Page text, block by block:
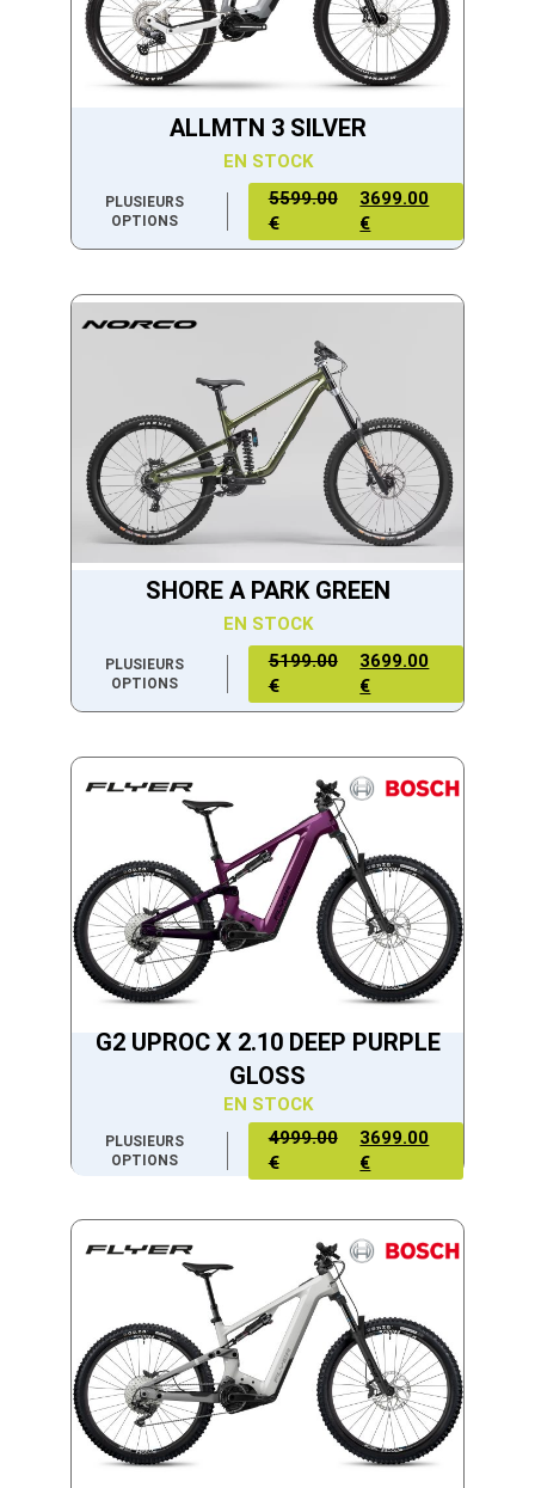
ALLMTN 3 SILVER
EN STOCK
PLUSIEURS
OPTIONS
5599.00
€
3699.00
€
SHORE A PARK GREEN
EN STOCK
PLUSIEURS
OPTIONS
5199.00
€
3699.00
€
G2 UPROC X 2.10 DEEP PURPLE
GLOSS
EN STOCK
PLUSIEURS
OPTIONS
4999.00
€
3699.00
€